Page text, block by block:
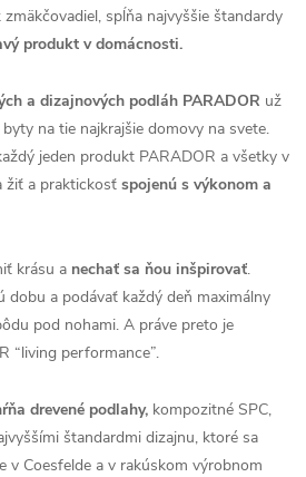
spĺňa najvyššie štandardy
produkt v domácnosti.
a dizajnových podláh PARADOR už
na tie najkrajšie domovy na svete.
jeden produkt PARADOR a všetky v
žiť a praktickosť spojenú s výkonom a
krásu a nechať sa ňou inšpirovať.
dobu a podávať každý deň maximálny
pod nohami. A práve preto je
“living performance”.
drevené podlahy, kompozitné SPC,
štandardmi dizajnu, ktoré sa
v Coesfelde a v rakúskom výrobnom